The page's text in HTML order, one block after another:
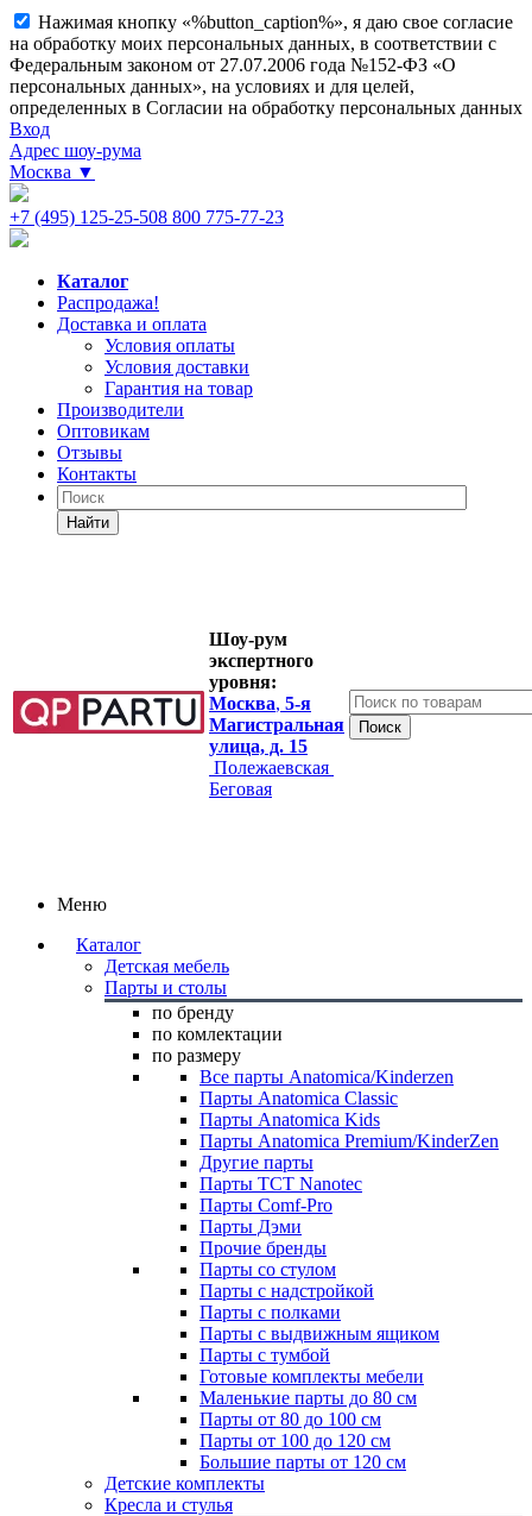
Нажимая кнопку «%button_caption%», я даю свое согласие
на обработку моих персональных данных, в соответствии с
Федеральным законом от 27.07.2006 года №152-ФЗ «О
персональных данных», на условиях и для целей,
определенных в Согласии на обработку персональных данных
Вход
Адрес шоу-рума
Москва ▼
+7 (495) 125-25-508 800 775-77-23
Каталог
Распродажа!
Доставка и оплата
Условия оплаты
Условия доставки
Гарантия на товар
Производители
Оптовикам
Отзывы
Контакты
Найти
Шоу-рум
экспертного
уровня:
Москва, 5-я
Магистральная
улица, д. 15
Полежаевская
Беговая
Меню
Каталог
Детская мебель
Парты и столы
по бренду
по комлектации
по размеру
Все парты Anatomica/Kinderzen
Парты Anatomica Classic
Парты Anatomica Kids
Парты Anatomica Premium/KinderZen
Другие парты
Парты TCT Nanotec
Парты Comf-Pro
Парты Дэми
Прочие бренды
Парты со стулом
Парты с надстройкой
Парты с полками
Парты с выдвижным ящиком
Парты с тумбой
Готовые комплекты мебели
Маленькие парты до 80 см
Парты от 80 до 100 см
Парты от 100 до 120 см
Большие парты от 120 см
Детские комплекты
Кресла и стулья